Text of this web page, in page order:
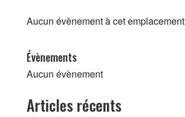
Aucun évènement à cet emplacement
Évènements
Aucun évènement
Articles récents